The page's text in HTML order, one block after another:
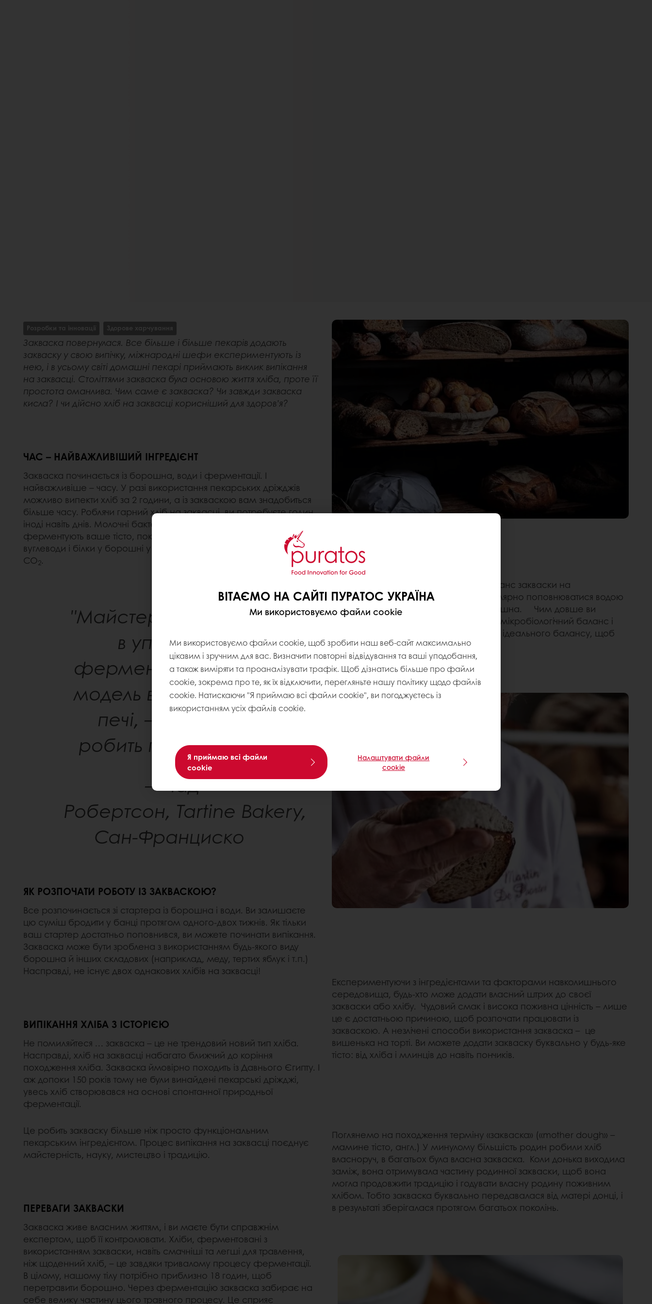
Розробки та інновації Здорове харчування
Закваска повернулася. Все більше і більше пекарів додають
закваску у свою випічку, міжнародні шефи експериментують із
нею, і в усьому світі домашні пекарі приймають виклик випікання
на заквасці. Століттями закваска була основою життя хліба, проте її
простота оманлива. Чим саме є закваска? Чи завжди закваска
кисла? І чи дійсно хліб на заквасці корисніший для здоров’я?
ЧАС – НАЙВАЖЛИВІШИЙ ІНГРЕДІЄНТ
Закваска починається із борошна, води і ферментації. І
найважливіше – часу. У разі використання пекарських дріжджів
можливо випекти хліб за 2 години, а із закваскою вам знадобиться
більше часу. Роблячи гарний хліб на заквасці, ви потребуєте годин,
іноді навіть днів. Молочні бактерії та натуральні дріжджі повільно
ферментують ваше тісто, поки ви чекаєте. Вони перетворюють
вуглеводи і білки у борошні у молочну кислоту, оцтову кислоту та
СО2.
"Майстерність пекаря
в управлінні
ферментацією, а не
модель використаної
печі, – це те, що
робить гарний хліб."
– Чад
Робертсон, Tartine Bakery,
Сан-Франциско
ЯК РОЗПОЧАТИ РОБОТУ ІЗ ЗАКВАСКОЮ?
Все розпочинається зі стартера із борошна і води. Ви залишаєте
цю суміш бродити у банці протягом одного-двох тижнів. Як тільки
ваш стартер достатньо поповнився, ви можете починати випікання.
Закваска може бути зроблена з використанням будь-якого виду
борошна й інших складових (наприклад, меду, тертих яблук і т.п.)
Насправді, не існує двох однакових хлібів на заквасці!
ВИПІКАННЯ ХЛІБА З ІСТОРІЄЮ
Не помиляйтеся … закваска – це не трендовий новий тип хліба.
Насправді, хліб на заквасці набагато ближчий до коріння
походження хліба. Закваска ймовірно походить із Давнього Єгипту. І
аж допоки 150 років тому не були винайдені пекарські дріжджі,
увесь хліб створювався на основі спонтанної природньої
ферментації.
Це робить закваску більше ніж просто функціональним
пекарським інгредієнтом. Процес випікання на заквасці поєднує
майстерність, науку, мистецтво і традицію.
ПЕРЕВАГИ ЗАКВАСКИ
Закваска живе власним життям, і ви маєте бути справжнім
експертом, щоб її контролювати. Хліби, ферментовані з
використанням закваски, навіть смачніші та легші для травлення,
ніж щоденний хліб, – це завдяки тривалому процесу ферментації.
В цілому, нашому тілу потрібно приблизно 18 годин, щоб
перетравити борошно. Через ферментацію закваска забирає на
себе велику частину цього травного процесу. Це сприяє
ЗАКВАСКА ЖИВА
Щоб утримувати мікробіологічний баланс закваски на
правильному рівні, закваска має регулярно поповнюватися водою
і, бажано, початковою сумішшю борошна. Чим довше ви
годуєте закваску, тим сильнішим буде мікробіологічний баланс і
смак. Таким чином, ви можете досягти ідеального балансу, щоб
розпочати роботу із закваскою.
Експериментуючи з інгредієнтами та факторами навколишнього
середовища, будь-хто може додати власний штрих до своєї
закваски або хлібу. Чудовий смак і висока поживна цінність – лише
це є достатньою причиною, щоб розпочати працювати із
закваскою. А незлічені способи використання закваска – це
вишенька на торті. Ви можете додати закваску буквально у будь-яке
тісто: від хліба і млинців до навіть пончиків.
Поглянемо на походження терміну «закваска» («mother dough» –
мамине тісто, англ.) У минулому більшість родин робили хліб
власноруч, в багатьох була власна закваска. Коли донька виходила
заміж, вона отримувала частину родинної закваски, щоб вона
могла продовжити традицію і годувати власну родину поживним
хлібом. Тобто закваска буквально передавалася від матері донці, і
в результаті зберігалася протягом багатьох поколінь.
ВІТАЄМО НА САЙТІ ПУРАТОС УКРАЇНА
Ми використовуємо файли cookie
Ми використовуємо файли cookie, щоб зробити наш веб-сайт максимально
цікавим і зручним для вас. Визначити повторні відвідування та ваші уподобання,
а також виміряти та проаналізувати трафік. Щоб дізнатись більше про файли
cookie, зокрема про те, як їх відключити, перегляньте нашу політику щодо файлів
cookie. Натискаючи "Я приймаю всі файли cookie", ви погоджуєтесь із
використанням усіх файлів cookie.
Я приймаю всі файли
cookie
Налаштувати файли
cookie